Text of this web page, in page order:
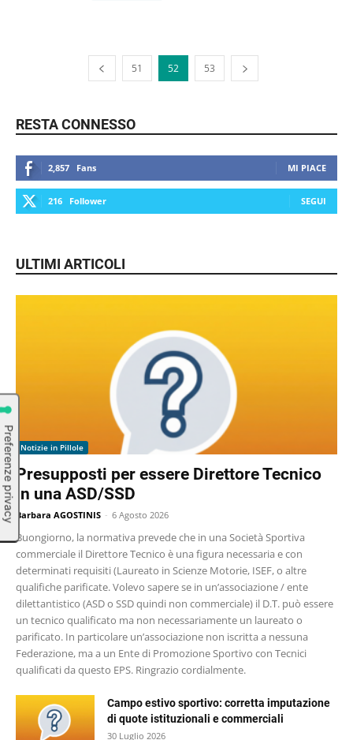
51 52 53
RESTA CONNESSO
2,857 Fans MI PIACE
216 Follower SEGUI
ULTIMI ARTICOLI
Notizie in Pillole
Presupposti per essere Direttore Tecnico
in una ASD/SSD
Barbara AGOSTINIS - 6 Agosto 2026
Buongiorno, la normativa prevede che in una Società Sportiva
commerciale il Direttore Tecnico è una figura necessaria e con
determinati requisiti (Laureato in Scienze Motorie, ISEF, o altre
qualifiche parificate. Volevo sapere se in un’associazione / ente
dilettantistico (ASD o SSD quindi non commerciale) il D.T. può essere
un tecnico qualificato ma non necessariamente un laureato o
parificato. In particolare un’associazione non iscritta a nessuna
Federazione, ma a un Ente di Promozione Sportivo con Tecnici
qualificati da questo EPS. Ringrazio cordialmente.
Campo estivo sportivo: corretta imputazione
di quote istituzionali e commerciali
30 Luglio 2026